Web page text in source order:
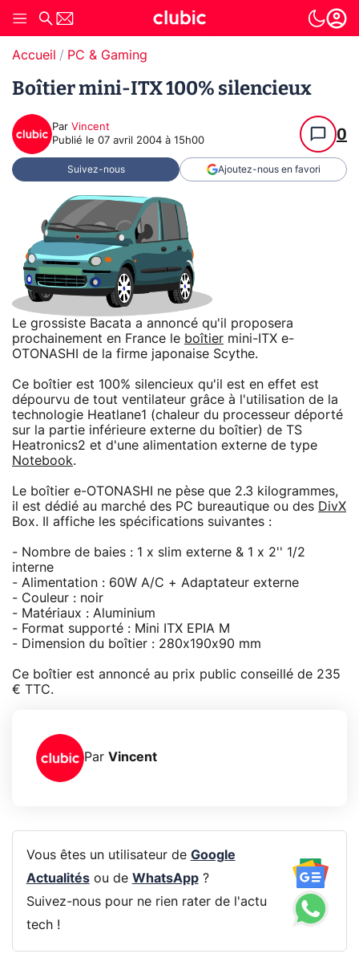
Accueil PC & Gaming
Boîtier mini-ITX 100% silencieux
Par Vincent
Publié le 07 avril 2004 à 15h00 0
Suivez-nous Ajoutez-nous en favori
Le grossiste Bacata a annoncé qu'il proposera
prochainement en France le boîtier mini-ITX e-
OTONASHI de la firme japonaise Scythe.
Ce boîtier est 100% silencieux qu'il est en effet est
dépourvu de tout ventilateur grâce à l'utilisation de la
technologie Heatlane1 (chaleur du processeur déporté
sur la partie inférieure externe du boîtier) de TS
Heatronics2 et d'une alimentation externe de type
Notebook.
Le boîtier e-OTONASHI ne pèse que 2.3 kilogrammes,
il est dédié au marché des PC bureautique ou des DivX
Box. Il affiche les spécifications suivantes :
- Nombre de baies : 1 x slim externe & 1 x 2'' 1/2
interne
- Alimentation : 60W A/C + Adaptateur externe
- Couleur : noir
- Matériaux : Aluminium
- Format supporté : Mini ITX EPIA M
- Dimension du boîtier : 280x190x90 mm
Ce boîtier est annoncé au prix public conseillé de 235
€ TTC.
Par Vincent
Vous êtes un utilisateur de Google
Actualitésou de WhatsApp?
Suivez-nous pour ne rien rater de l'actu
tech !